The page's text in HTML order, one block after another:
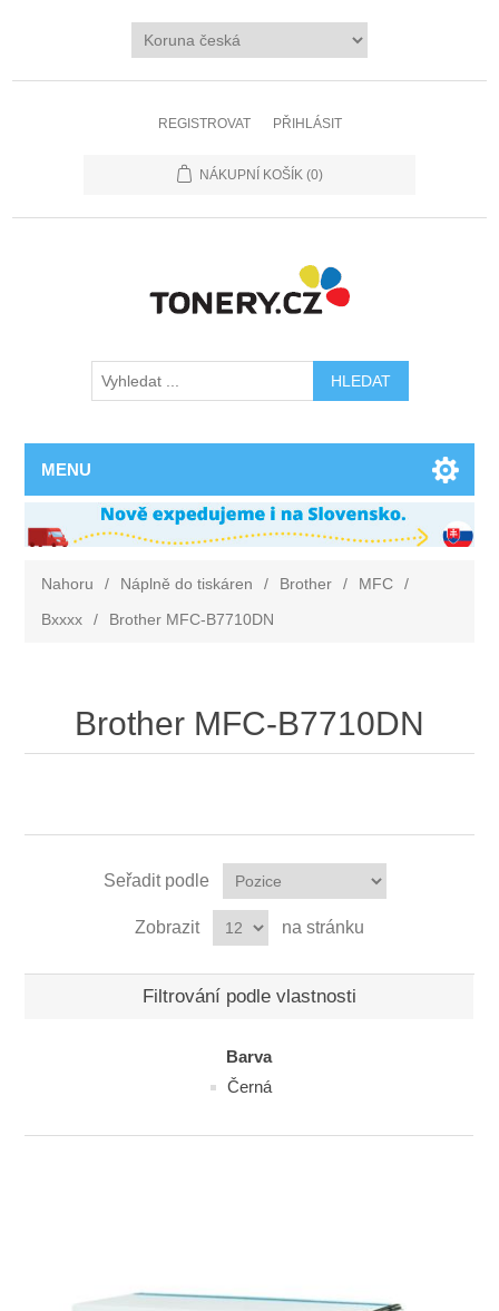
REGISTROVAT PŘIHLÁSIT
NÁKUPNÍ KOŠÍK (0)
MENU
Nahoru / Náplně do tiskáren / Brother / MFC
/
Bxxxx
/ Brother MFC-B7710DN
Brother MFC-B7710DN
Seřadit podle
Zobrazit na stránku
Filtrování podle vlastnosti
Barva
Černá